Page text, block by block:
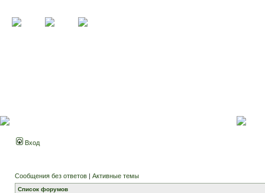
Вход
Сообщения без ответов | Активные темы
Список форумов